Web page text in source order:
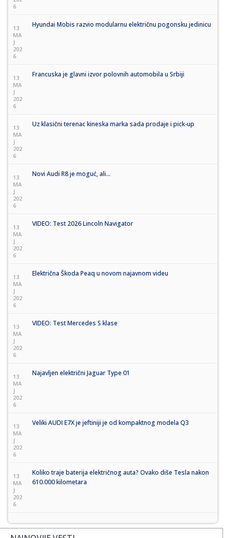
6
13
MA
J
202
6
Hyundai Mobis razvio modularnu električnu pogonsku jedinicu
13
MA
J
202
6
Francuska je glavni izvor polovnih automobila u Srbiji
13
MA
J
202
6
Uz klasični terenac kineska marka sada prodaje i pick-up
13
MA
J
202
6
Novi Audi R8 je moguć, ali...
13
MA
J
202
6
VIDEO: Test 2026 Lincoln Navigator
13
MA
J
202
6
Električna Škoda Peaq u novom najavnom videu
13
MA
J
202
6
VIDEO: Test Mercedes S klase
13
MA
J
202
6
Najavljen električni Jaguar Type 01
13
MA
J
202
6
Veliki AUDI E7X je jeftiniji je od kompaktnog modela Q3
13
MA
J
202
6
Koliko traje baterija električnog auta? Ovako diše Tesla nakon
610.000 kilometara